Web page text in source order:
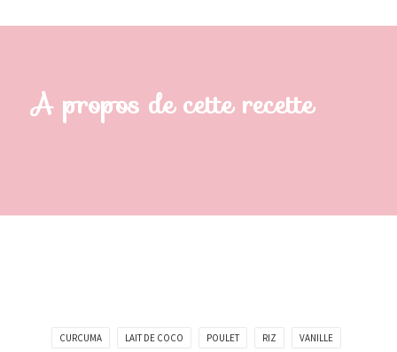
A propos de cette recette
CURCUMA LAIT DE COCO POULET RIZ VANILLE